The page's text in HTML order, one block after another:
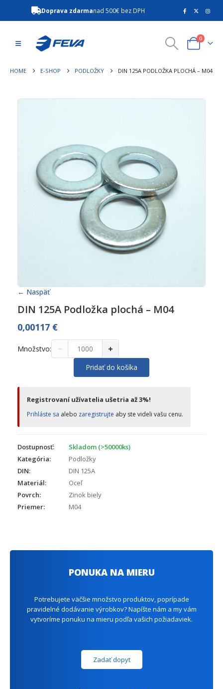
Doprava zdarmanad 500€ bez DPH
0
HOME E-SHOP PODLOŽKY DIN 125A PODLOŽKA PLOCHÁ – M04
← Naspäť
DIN 125A Podložka plochá – M04
0,00117 €
Množstvo: − +
Pridať do košíka
Registrovaní užívatelia ušetria až 3%!
Prihláste sa alebo zaregistrujte aby ste videli vašu cenu.
Dostupnosť:
Skladom (>50000ks)
Kategória:
Podložky
DIN:
DIN 125A
Materiál:
Oceľ
Povrch:
Zinok biely
Priemer:
M04
PONUKA NA MIERU
Potrebujete väčšie množstvo produktov, poprípade
pravidelné dodávanie výrobkov? Napíšte nám a my vám
vytvoríme ponuku na mieru podľa vašich požiadaviek.
Zadať dopyt